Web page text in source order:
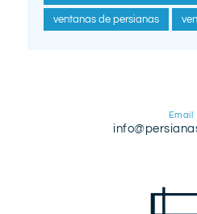
ventanas de persianas
Email